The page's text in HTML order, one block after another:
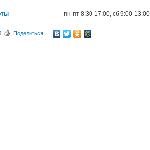
пн-пт 8:30-17:00, сб 9:00-13:00
Поделиться: